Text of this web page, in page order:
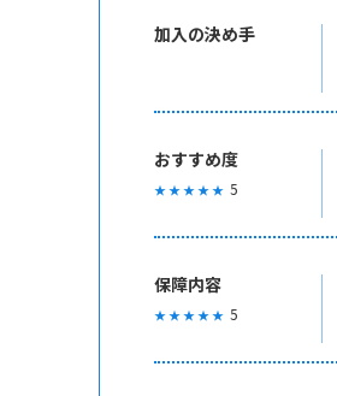
加入の決め手
おすすめ度
★ ★ ★ ★ ★ 5
保障内容
★ ★ ★ ★ ★ 5